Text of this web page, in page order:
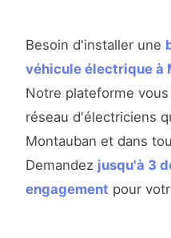
Besoin d'installer une
véhicule électrique à
Notre plateforme
réseau d'électriciens
Montauban et dans
Demandez jusqu'à 3
engagement pour